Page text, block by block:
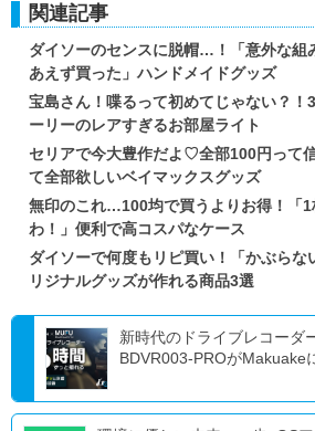
関連記事
ダイソーのセンスに脱帽…！「意外な組
あえず買った」ハンドメイドグッズ
宝島さん！喋るって初めてじゃない？
ーリーのレアすぎるお部屋ライト
セリアで今大豊作だよ♡全部100円って
て全部欲しいベイマックスグッズ
無印のこれ…100均で買うよりお得！「
わ！」便利で高コスパなケース
ダイソーで何度もリピ買い！「かぶらな
リジナルグッズが作れる商品3選
新時代のドライブレコーダ
BDVR003-PROがMakuake